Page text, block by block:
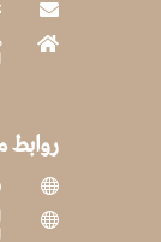


روابط

